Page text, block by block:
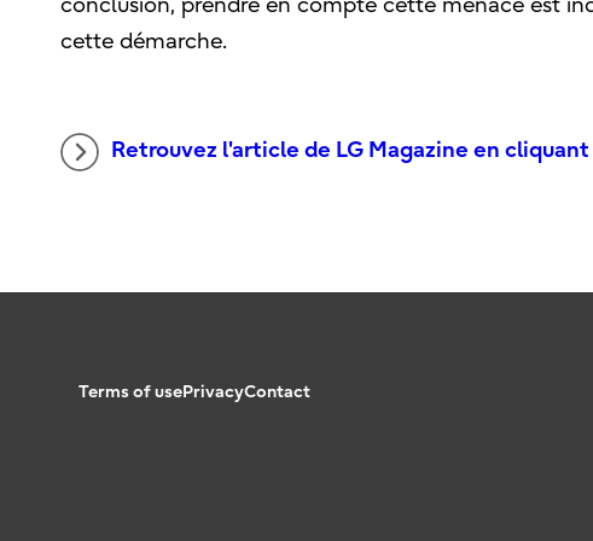
conclusion, prendre en compte cette menace est
cette démarche.
Retrouvez l'article de LG Magazine en cliquant
Terms of usePrivacyContact